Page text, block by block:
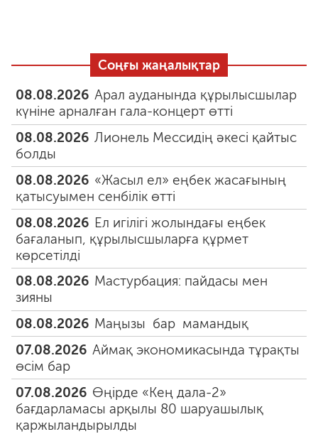
Соңғы жаңалықтар
08.08.2026 Арал ауданында құрылысшылар
күніне арналған гала-концерт өтті
08.08.2026 Лионель Мессидің әкесі қайтыс
болды
08.08.2026 «Жасыл ел» еңбек жасағының
қатысуымен сенбілік өтті
08.08.2026 Ел игілігі жолындағы еңбек
бағаланып, құрылысшыларға құрмет
көрсетілді
08.08.2026 Мастурбация: пайдасы мен
зияны
08.08.2026 Маңызы бар мамандық
07.08.2026 Аймақ экономикасында тұрақты
өсім бар
07.08.2026 Өңірде «Кең дала-2»
бағдарламасы арқылы 80 шаруашылық
қаржыландырылды